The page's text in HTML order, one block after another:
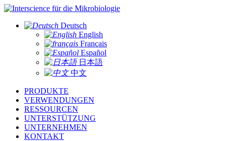
für die Mikrobiologie
Deutsch
English
Français
Español
日本語
中文
PRODUKTE
VERWENDUNGEN
RESSOURCEN
UNTERSTÜTZUNG
UNTERNEHMEN
KONTAKT